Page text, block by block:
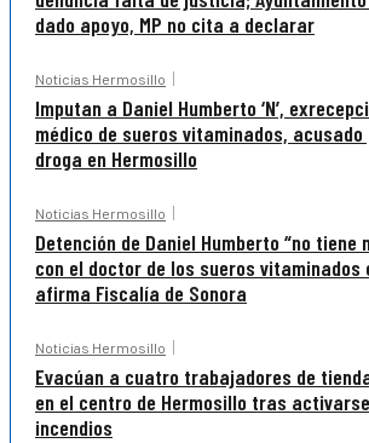
dado apoyo, MP no cita a declarar
Noticias Hermosillo
Imputan a Daniel Humberto ‘N’,
médico de sueros vitaminados, acusado
droga en Hermosillo
Noticias Hermosillo
Detención de Daniel Humberto “no tiene
con el doctor de los sueros vitaminados
afirma Fiscalía de Sonora
Noticias Hermosillo
Evacúan a cuatro trabajadores de
en el centro de Hermosillo tras
incendios